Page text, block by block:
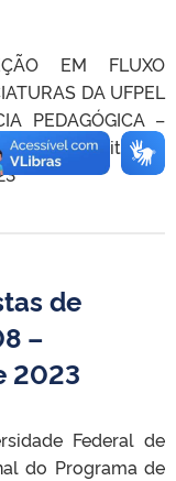
EM FLUXO
DA UFPEL
PEDAGÓGICA –
Edital 19
de
–
2023
Federal de
do Programa de